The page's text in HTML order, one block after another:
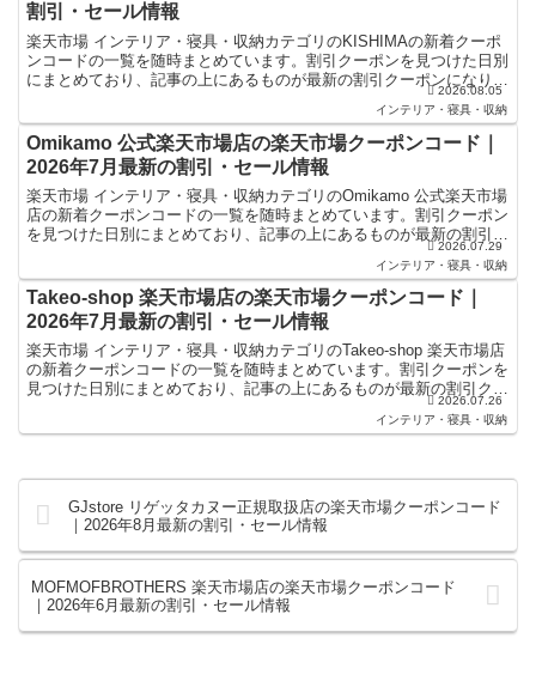
割引・セール情報
楽天市場 インテリア・寝具・収納カテゴリのKISHIMAの新着クーポ
ンコードの一覧を随時まとめています。割引クーポンを見つけた日別
にまとめており、記事の上にあるものが最新の割引クーポンになりま
2026.08.05
インテリア・寝具・収納
Omikamo 公式楽天市場店の楽天市場クーポンコード｜
2026年7月最新の割引・セール情報
楽天市場 インテリア・寝具・収納カテゴリのOmikamo 公式楽天市場
店の新着クーポンコードの一覧を随時まとめています。割引クーポン
を見つけた日別にまとめており、記事の上にあるものが最新の割引ク
2026.07.29
インテリア・寝具・収納
Takeo-shop 楽天市場店の楽天市場クーポンコード｜
2026年7月最新の割引・セール情報
楽天市場 インテリア・寝具・収納カテゴリのTakeo-shop 楽天市場店
の新着クーポンコードの一覧を随時まとめています。割引クーポンを
見つけた日別にまとめており、記事の上にあるものが最新の割引クー
2026.07.26
インテリア・寝具・収納
GJstore リゲッタカヌー正規取扱店の楽天市場クーポンコード
｜2026年8月最新の割引・セール情報
MOFMOFBROTHERS 楽天市場店の楽天市場クーポンコード
｜2026年6月最新の割引・セール情報